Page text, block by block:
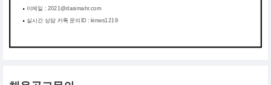
이메일 : 2021@dasimahr.com
실시간 상담 카톡 문의ID : kinws1219